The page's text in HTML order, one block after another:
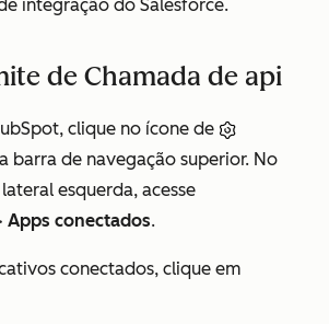
integração do Salesforce.
de Chamada de api
clique no ícone de
barra de navegação superior. No
esquerda, acesse
Apps conectados.
conectados, clique em